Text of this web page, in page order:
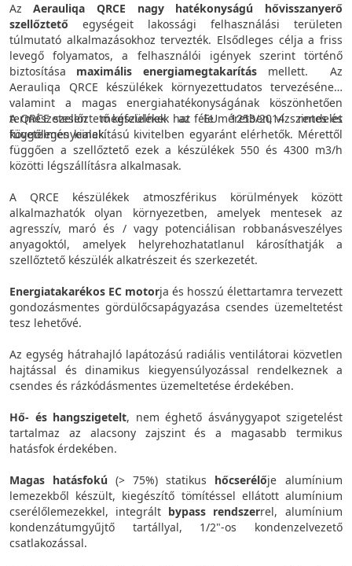
Az Aerauliqa QRCE nagy hatékonyságú hővisszanyerő
szellőztető egységeit lakossági felhasználási területen
túlmutató alkalmazásokhoz tervezték. Elsődleges célja a friss
levegő folyamatos, a felhasználói igények szerint történő
biztosítása maximális energiamegtakarítás mellett. Az
Aerauliqa QRCE készülékek környezettudatos tervezésének,
valamint a magas energiahatékonyságának köszönhetően
természetesen megfelelnek az EU 1253/2014 rendelet
követelményeinek.
A QRCE szellőztető készülékek hat féle méretben, vízszintes és
függőleges kialakítású kivitelben egyaránt elérhetők. Mérettől
függően a szellőztető ezek a készülékek 550 és 4300 m3/h
közötti légszállításra alkalmasak.
A QRCE készülékek atmoszférikus körülmények között
alkalmazhatók olyan környezetben, amelyek mentesek az
agresszív, maró és / vagy potenciálisan robbanásveszélyes
anyagoktól, amelyek helyrehozhatatlanul károsíthatják a
szellőztető készülék alkatrészeit és szerkezetét.
Energiatakarékos EC motorja és hosszú élettartamra tervezett
gondozásmentes gördülőcsapágyazása csendes üzemeltetést
tesz lehetővé.
Az egység hátrahajló lapátozású radiális ventilátorai közvetlen
hajtással és dinamikus kiegyensúlyozással rendelkeznek a
csendes és rázkódásmentes üzemeltetése érdekében.
Hő- és hangszigetelt, nem éghető ásványgyapot szigetelést
tartalmaz az alacsony zajszint és a magasabb termikus
hatásfok érdekében.
Magas hatásfokú (> 75%) statikus hőcserélője alumínium
lemezekből készült, kiegészítő tömítéssel ellátott alumínium
cserélőlemezekkel, integrált bypass rendszerrel, alumínium
kondenzátumgyűjtő tartállyal, 1/2"-os kondenzelvezető
csatlakozással.